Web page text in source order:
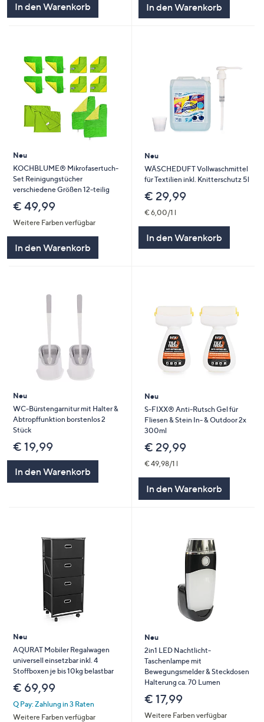
In den Warenkorb In den Warenkorb
Neu
KOCHBLUME® Mikrofasertuch-
Set Reinigungstücher
verschiedene Größen 12-teilig
€ 49,99
Weitere Farben verfügbar
In den Warenkorb
Neu
WÄSCHEDUFT Vollwaschmittel
für Textilien inkl. Knitterschutz 5l
€ 29,99
€ 6,00/1 l
In den Warenkorb
Neu
WC-Bürstengarnitur mit Halter &
Abtropffunktion borstenlos 2
Stück
€ 19,99
In den Warenkorb
Neu
S-FIXX® Anti-Rutsch Gel für
Fliesen & Stein In- & Outdoor 2x
300ml
€ 29,99
€ 49,98/1 l
In den Warenkorb
Neu
AQURAT Mobiler Regalwagen
universell einsetzbar inkl. 4
Stoffboxen je bis 10kg belastbar
€ 69,99
Q Pay: Zahlung in 3 Raten
Weitere Farben verfügbar
Neu
2in1 LED Nachtlicht-
Taschenlampe mit
Bewegungsmelder & Steckdosen
Halterung ca. 70 Lumen
€ 17,99
Weitere Farben verfügbar